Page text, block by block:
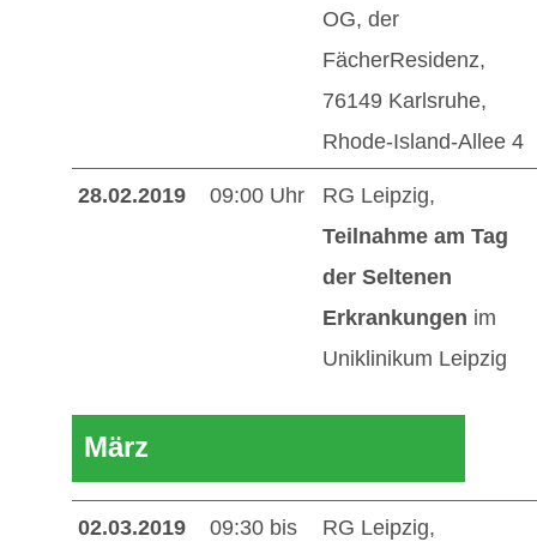
OG, der
FächerResidenz,
76149 Karlsruhe,
Rhode-Island-Allee 4
28.02.2019 09:00 Uhr
RG Leipzig,
Teilnahme am Tag
der Seltenen
Erkrankungen im
Uniklinikum Leipzig
März
02.03.2019
09:30 bis
RG Leipzig,